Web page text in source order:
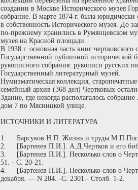
создании в Москве Исторического музея
собрание. В марте 1874 г. была
в собственность Исторического музея. До
по-прежнему хранились в Румянцевском
музея на Красной площади.
В 1938 г. основная часть книг
Государственной публичной исторической
рукописного собрания: рукописи русских
Государственный литературный музей.
Нумизматическая коллекция,
семейный архив (368 дел) Чертковых
Здание, где некогда располагалось
дом 7 по Мясницкой улице.
ИСТОЧНИКИ И ЛИТЕРАТУРА
1.
Барсуков Н.П. Жизнь и труды
2.
[Бартенев П.И.]. А.Д.Чертков и его
3.
[Бартенев П.И.]. Несколько слов о
51. - С. 20-21.
4.
[Бартенев П.И.]. Несколько слов о
декабря. — N 284. -С. 2301.- Столб. 1-2.